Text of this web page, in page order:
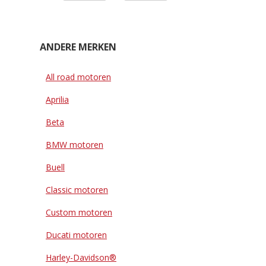
ANDERE MERKEN
All road motoren
Aprilia
Beta
BMW motoren
Buell
Classic motoren
Custom motoren
Ducati motoren
Harley-Davidson®